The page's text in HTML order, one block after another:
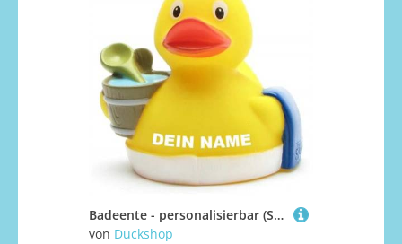
Badeente - personalisierbar (Sauna Ente)
von Duckshop